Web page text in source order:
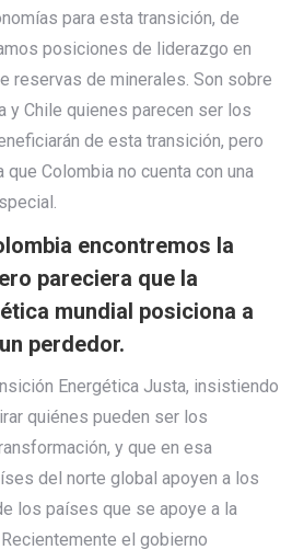
para esta transición, de
posiciones de liderazgo en
reservas de minerales. Son sobre
y Chile quienes parecen ser los
de esta transición, pero
que Colombia no cuenta con una
encontremos la
pareciera que la
mundial posiciona a
perdedor.
Energética Justa, insistiendo
quiénes pueden ser los
y que en esa
del norte global apoyen a los
los países que se apoye a la
el gobierno